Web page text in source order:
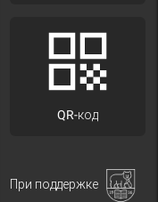
QR-код
При поддержке